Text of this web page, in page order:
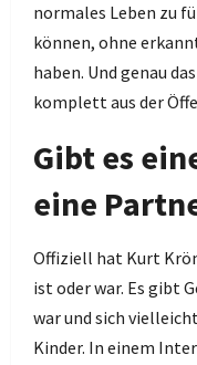
normales Leben zu
können, ohne
haben. Und genau
komplett aus der
Gibt es
eine
Offiziell hat Kurt
ist oder war. Es gibt
war und sich
Kinder. In einem